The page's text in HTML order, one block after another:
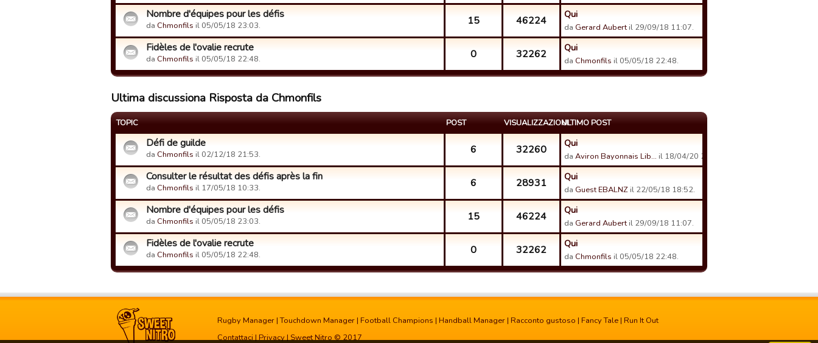
Nombre d'équipes pour les défis
da Chmonfils il 05/05/18 23:03. 15 46224 Qui
da Gerard Aubertil 29/09/18 11:07.
Fidèles de l'ovalie recrute
da Chmonfils il 05/05/18 22:48. 0 32262 Qui
da Chmonfils il 05/05/18 22:48.
Ultima discussiona Risposta da Chmonfils
TOPIC POST VISUALIZZAZIONIULTIMO POST
Défi de guilde
da Chmonfils il 02/12/18 21:53. 6 32260 Qui
da Aviron Bayonnais Lib… il 18/04/20 23:22.
Consulter le résultat des défis après la fin
da Chmonfils il 17/05/18 10:33. 6 28931 Qui
da Guest EBALNZ il 22/05/18 18:52.
Nombre d'équipes pour les défis
da Chmonfils il 05/05/18 23:03. 15 46224 Qui
da Gerard Aubertil 29/09/18 11:07.
Fidèles de l'ovalie recrute
da Chmonfils il 05/05/18 22:48. 0 32262 Qui
da Chmonfils il 05/05/18 22:48.
Rugby Manager |Touchdown Manager | Football Champions | Handball Manager | Racconto gustoso | Fancy Tale | Run It Out
Contattaci|Privacy| Sweet Nitro © 2017